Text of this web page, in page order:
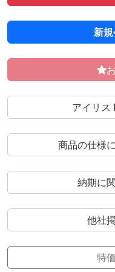
新
アイリス
商品の仕様
納期に
他社
特